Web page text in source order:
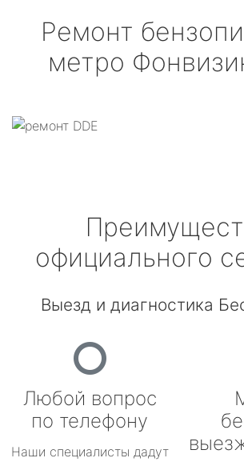
Ремонт
метро
официального
Выезд и диагностика
Любой вопрос
по телефону
Наши специалисты дадут